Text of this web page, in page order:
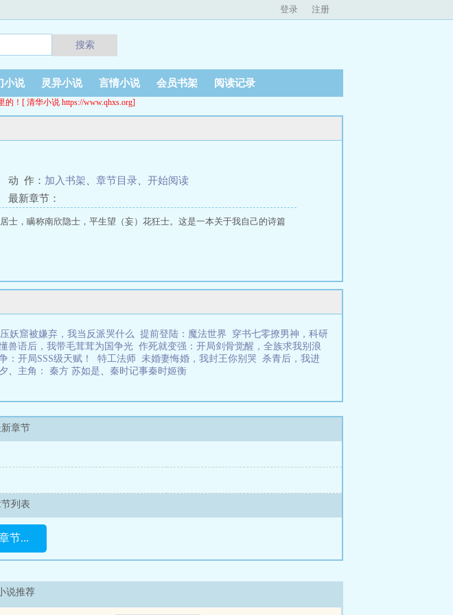
登录 注册
搜索
小说 灵异小说 言情小说 会员书架 阅读记录
！[ 清华小说 https://www.qhxs.org]
动 作： 加入书架 章节目录
开始阅读
最新章节：
士，瞒称南欣隐士，平生望（妄）花狂士。这是一本关于我自己的诗篇
妖窟被嫌弃，我当反派哭什么 提前登陆：魔法世界
穿书七零撩男神，科研
兽语后，我带毛茸茸为国争光 作死就变强：开局剑骨觉醒，全族求我别浪
：开局SSS级天赋！ 特工法师 未婚妻悔婚，我封王你别哭 杀青后，我进
、 主角： 秦方 苏如是、 秦时记事秦时姬衡
新章节
节列表
节...
说推荐